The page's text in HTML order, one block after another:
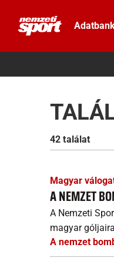
42 találat
Magyar
A NEMZET
A Nemzeti
magyar
A nemzet